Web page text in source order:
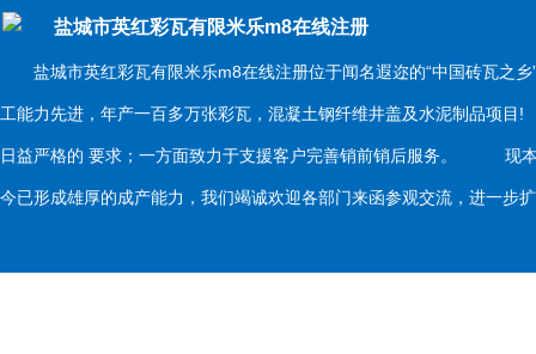
盐城市英红彩瓦有限米乐m8在线注册
盐城市英红彩瓦有限米乐m8在线注册位于闻名遐迩的“中国砖瓦之乡
工能力先进，年产一百多万张彩瓦，混凝土钢纤维井盖及水泥制品项
日益严格的 要求；一方面致力于支援客户完善销前销后服务。 现本
今已形成雄厚的成产能力，我们竭诚欢迎各部门来函参观交流，进一